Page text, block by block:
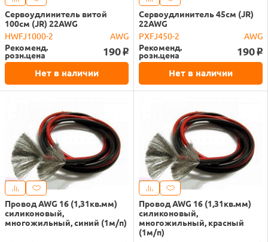
Сервоудлинитель витой
100см (JR) 22AWG
HWFJ1000-2
AWG
Рекоменд.
розн.цена 190 o
Нет в наличии
Сервоудлинитель 45см (JR)
22AWG
PXFJ450-2
AWG
Рекоменд.
розн.цена 190 o
Нет в наличии
Провод AWG 16 (1,31кв.мм)
силиконовый,
многожильный, синий (1м/п)
Провод AWG 16 (1,31кв.мм)
силиконовый,
многожильный, красный
(1м/п)